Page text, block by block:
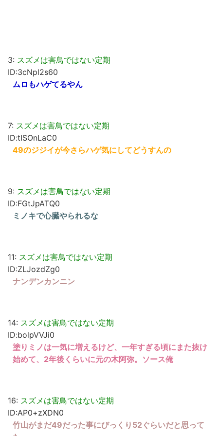
3: スズメは害鳥ではない定期
ID:3cNpl2s60
ムロもハゲてるやん
7: スズメは害鳥ではない定期
ID:tISOnLaC0
49のジジイが今さらハゲ気にしてどうすんの
9: スズメは害鳥ではない定期
ID:FGtJpATQ0
ミノキで心臓やられるな
11: スズメは害鳥ではない定期
ID:ZLJozdZg0
ナンデンカンニン
14: スズメは害鳥ではない定期
ID:bolpVVJi0
塗りミノは一気に増えるけど、一年すぎる頃にまた抜け
始めて、2年後くらいに元の木阿弥。ソース俺
16: スズメは害鳥ではない定期
ID:AP0+zXDN0
竹山がまだ49だった事にびっくり52ぐらいだと思って